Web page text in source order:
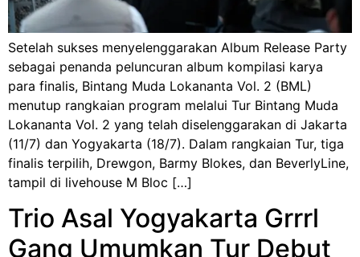
Setelah sukses menyelenggarakan Album Release Party
sebagai penanda peluncuran album kompilasi karya
para finalis, Bintang Muda Lokananta Vol. 2 (BML)
menutup rangkaian program melalui Tur Bintang Muda
Lokananta Vol. 2 yang telah diselenggarakan di Jakarta
(11/7) dan Yogyakarta (18/7). Dalam rangkaian Tur, tiga
finalis terpilih, Drewgon, Barmy Blokes, dan BeverlyLine,
tampil di livehouse M Bloc […]
Trio Asal Yogyakarta Grrrl
Gang Umumkan Tur Debut